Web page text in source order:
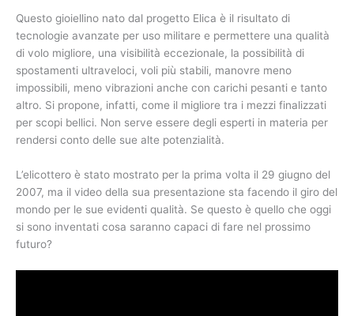
Questo gioiellino nato dal progetto Elica è il risultato di
tecnologie avanzate per uso militare e permettere una qualità
di volo migliore, una visibilità eccezionale, la possibilità di
spostamenti ultraveloci, voli più stabili, manovre meno
impossibili, meno vibrazioni anche con carichi pesanti e tanto
altro. Si propone, infatti, come il migliore tra i mezzi finalizzati
per scopi bellici. Non serve essere degli esperti in materia per
rendersi conto delle sue alte potenzialità.
L’elicottero è stato mostrato per la prima volta il 29 giugno del
2007, ma il video della sua presentazione sta facendo il giro del
mondo per le sue evidenti qualità. Se questo è quello che oggi
si sono inventati cosa saranno capaci di fare nel prossimo
futuro?